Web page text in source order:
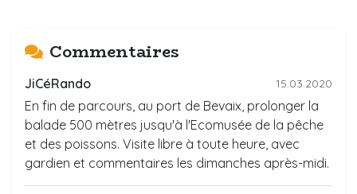
Commentaires
JiCéRando 15.03.2020
En fin de parcours, au port de Bevaix, prolonger la
balade 500 mètres jusqu'à l'Ecomusée de la pêche
et des poissons. Visite libre à toute heure, avec
gardien et commentaires les dimanches après-midi.